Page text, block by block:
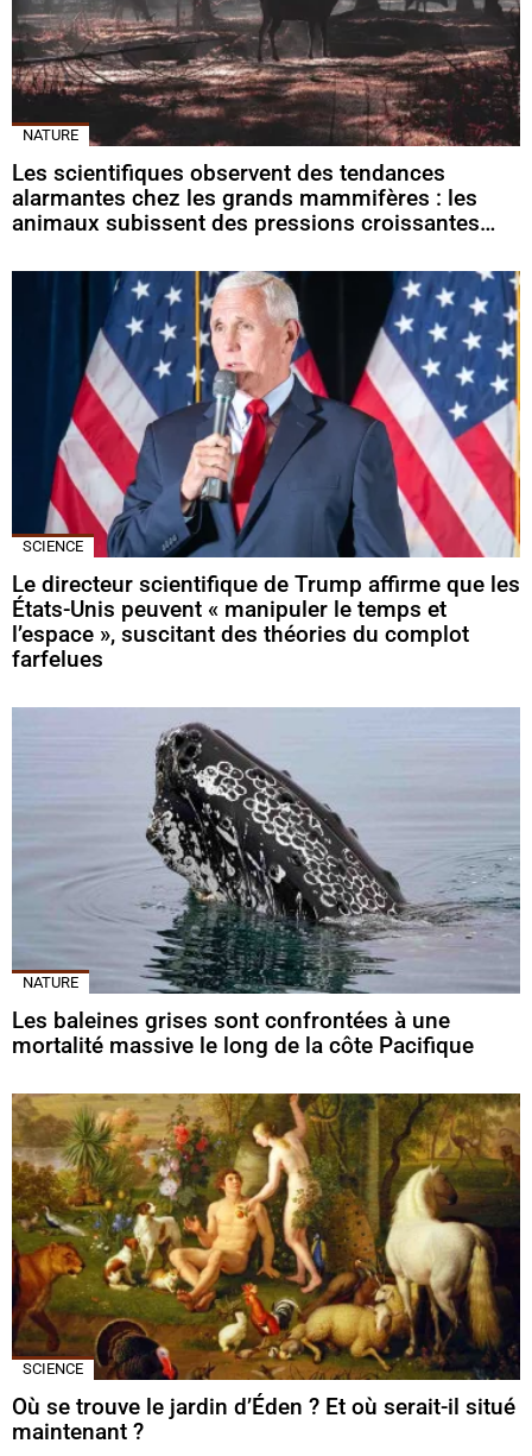
NATURE
Les scientifiques observent des tendances
alarmantes chez les grands mammifères : les
animaux subissent des pressions croissantes…
SCIENCE
Le directeur scientifique de Trump affirme que les
États-Unis peuvent « manipuler le temps et
l’espace », suscitant des théories du complot
farfelues
NATURE
Les baleines grises sont confrontées à une
mortalité massive le long de la côte Pacifique
SCIENCE
Où se trouve le jardin d’Éden ? Et où serait-il situé
maintenant ?